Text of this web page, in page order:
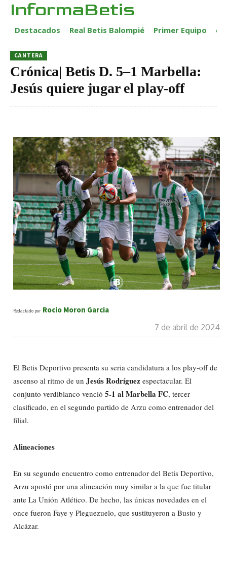
InformaBetis
Destacados Real Betis Balompié Primer Equipo
CANTERA
Crónica| Betis D. 5–1 Marbella:
Jesús quiere jugar el play-off
Redactado por Rocio Moron Garcia
7 de abril de 2024
El Betis Deportivo presenta su seria candidatura a los play-off de
ascenso al ritmo de un Jesús Rodríguez espectacular. El
conjunto verdiblanco venció 5-1 al Marbella FC, tercer
clasificado, en el segundo partido de Arzu como entrenador del
filial.
Alineaciones
En su segundo encuentro como entrenador del Betis Deportivo,
Arzu apostó por una alineación muy similar a la que fue titular
ante La Unión Atlético. De hecho, las únicas novedades en el
once fueron Faye y Pleguezuelo, que sustituyeron a Busto y
Alcázar.